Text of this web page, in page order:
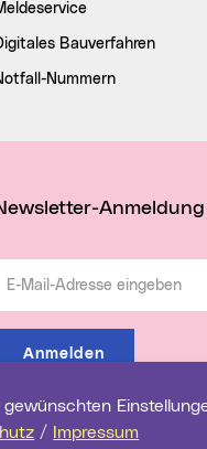
/ Impressum
Bauverfahren
Nummern
Anmeldung
Anmelden